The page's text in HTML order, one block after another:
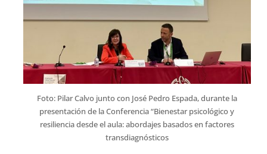
Foto: Pilar Calvo junto con José Pedro Espada, durante la
presentación de la Conferencia “Bienestar psicológico y
resiliencia desde el aula: abordajes basados en factores
transdiagnósticos